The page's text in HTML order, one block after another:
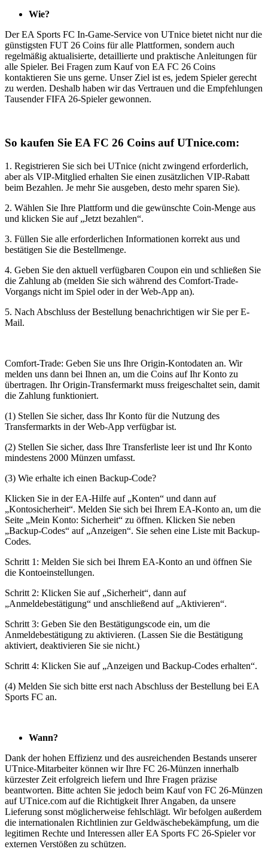
Wie?
Der EA Sports FC In-Game-Service von UTnice bietet nicht nur die
günstigsten FUT 26 Coins für alle Plattformen, sondern auch
regelmäßig aktualisierte, detaillierte und praktische Anleitungen für
alle Spieler. Bei Fragen zum Kauf von EA FC 26 Coins
kontaktieren Sie uns gerne. Unser Ziel ist es, jedem Spieler gerecht
zu werden. Deshalb haben wir das Vertrauen und die Empfehlungen
Tausender FIFA 26-Spieler gewonnen.
So kaufen Sie EA FC 26 Coins auf UTnice.com:
1. Registrieren Sie sich bei UTnice (nicht zwingend erforderlich,
aber als VIP-Mitglied erhalten Sie einen zusätzlichen VIP-Rabatt
beim Bezahlen. Je mehr Sie ausgeben, desto mehr sparen Sie).
2. Wählen Sie Ihre Plattform und die gewünschte Coin-Menge aus
und klicken Sie auf „Jetzt bezahlen“.
3. Füllen Sie alle erforderlichen Informationen korrekt aus und
bestätigen Sie die Bestellmenge.
4. Geben Sie den aktuell verfügbaren Coupon ein und schließen Sie
die Zahlung ab (melden Sie sich während des Comfort-Trade-
Vorgangs nicht im Spiel oder in der Web-App an).
5. Nach Abschluss der Bestellung benachrichtigen wir Sie per E-
Mail.
Comfort-Trade: Geben Sie uns Ihre Origin-Kontodaten an. Wir
melden uns dann bei Ihnen an, um die Coins auf Ihr Konto zu
übertragen. Ihr Origin-Transfermarkt muss freigeschaltet sein, damit
die Zahlung funktioniert.
(1) Stellen Sie sicher, dass Ihr Konto für die Nutzung des
Transfermarkts in der Web-App verfügbar ist.
(2) Stellen Sie sicher, dass Ihre Transferliste leer ist und Ihr Konto
mindestens 2000 Münzen umfasst.
(3) Wie erhalte ich einen Backup-Code?
Klicken Sie in der EA-Hilfe auf „Konten“ und dann auf
„Kontosicherheit“. Melden Sie sich bei Ihrem EA-Konto an, um die
Seite „Mein Konto: Sicherheit“ zu öffnen. Klicken Sie neben
„Backup-Codes“ auf „Anzeigen“. Sie sehen eine Liste mit Backup-
Codes.
Schritt 1: Melden Sie sich bei Ihrem EA-Konto an und öffnen Sie
die Kontoeinstellungen.
Schritt 2: Klicken Sie auf „Sicherheit“, dann auf
„Anmeldebestätigung“ und anschließend auf „Aktivieren“.
Schritt 3: Geben Sie den Bestätigungscode ein, um die
Anmeldebestätigung zu aktivieren. (Lassen Sie die Bestätigung
aktiviert, deaktivieren Sie sie nicht.)
Schritt 4: Klicken Sie auf „Anzeigen und Backup-Codes erhalten“.
(4) Melden Sie sich bitte erst nach Abschluss der Bestellung bei EA
Sports FC an.
Wann?
Dank der hohen Effizienz und des ausreichenden Bestands unserer
UTnice-Mitarbeiter können wir Ihre FC 26-Münzen innerhalb
kürzester Zeit erfolgreich liefern und Ihre Fragen präzise
beantworten. Bitte achten Sie jedoch beim Kauf von FC 26-Münzen
auf UTnice.com auf die Richtigkeit Ihrer Angaben, da unsere
Lieferung sonst möglicherweise fehlschlägt. Wir befolgen außerdem
die internationalen Richtlinien zur Geldwäschebekämpfung, um die
legitimen Rechte und Interessen aller EA Sports FC 26-Spieler vor
externen Verstößen zu schützen.